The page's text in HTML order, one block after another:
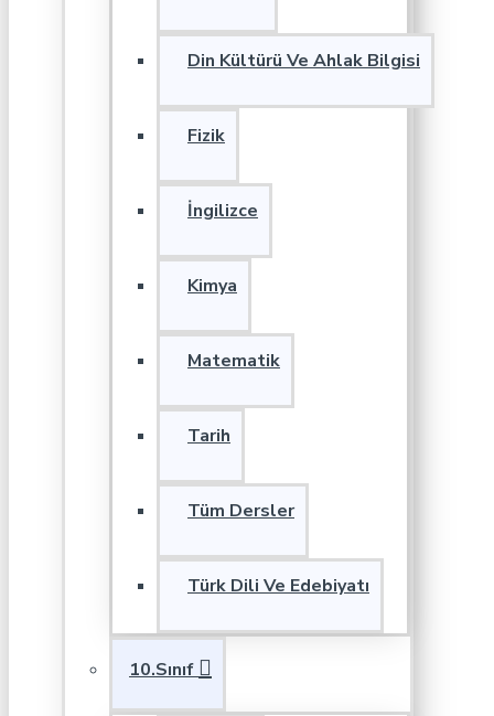
Din Kültürü Ve Ahlak Bilgisi
Fizik
İngilizce
Kimya
Matematik
Tarih
Tüm Dersler
Türk Dili Ve Edebiyatı
10.Sınıf